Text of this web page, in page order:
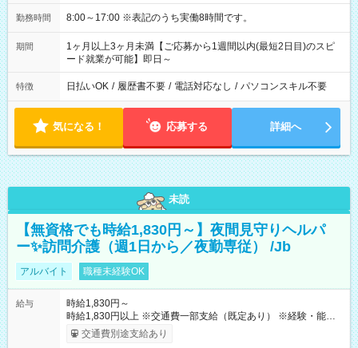
勤務時間 8:00～17:00 ※表記のうち実働8時間です。
期間
1ヶ月以上3ヶ月未満【ご応募から1週間以内(最短2日目)のスピ
ード就業が可能】即日～
特徴 日払いOK / 履歴書不要 / 電話対応なし / パソコンスキル不要
気になる！ 応募する 詳細へ
未読
【無資格でも時給1,830円～】夜間見守りヘルパ
ー✨訪問介護（週1日から／夜勤専従） /Jb
アルバイト 職種未経験OK
給与
時給1,830円～
時給1,830円以上 ※交通費一部支給（既定あり） ※経験・能力を
考慮して決定します 【収入例】 週1回勤務の場合：1,830円×8時
間×4回=5万8,560円 週3回勤務の場合：1,830円×8時間×12回
交通費別途支給あり